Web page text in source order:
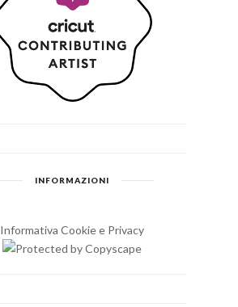
INFORMAZIONI
Informativa Cookie e Privacy